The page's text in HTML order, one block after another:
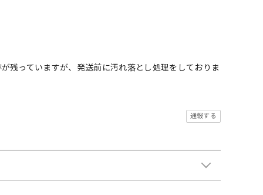
残っていますが、発送前に汚れ落とし処理をしておりま
通報する